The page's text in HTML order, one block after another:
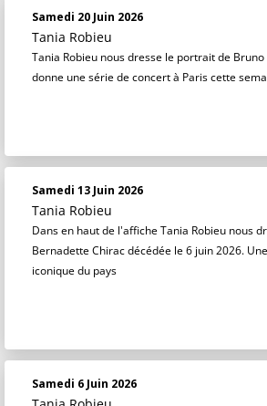
Samedi 20 Juin 2026
Tania Robieu
Tania Robieu nous dresse le portrait de
donne une série de concert à Paris cette
Samedi 13 Juin 2026
Tania Robieu
Dans en haut de l'affiche Tania Robieu nous
Bernadette Chirac décédée le 6 juin 2026.
iconique du pays
Samedi 6 Juin 2026